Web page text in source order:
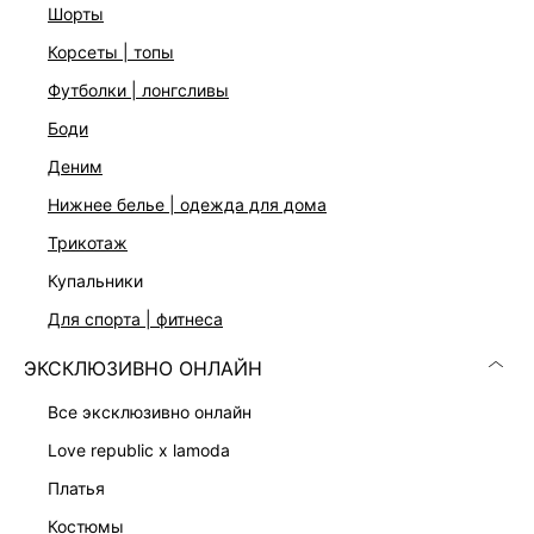
шорты
корсеты | топы
футболки | лонгсливы
боди
деним
нижнее белье | одежда для дома
трикотаж
купальники
для спорта | фитнеса
ЭКСКЛЮЗИВНО ОНЛАЙН
все эксклюзивно онлайн
love republic x lamoda
платья
костюмы
ДОСТАВКА И ВОЗВРАТ
Подробные условия доставки и возврата
в AppStore
КАТАЛОГ
КОМПАНИЯ